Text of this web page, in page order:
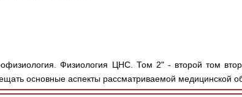
Физиология ЦНС. Том 2" - второй том
основные аспекты рассматриваемой медицинской